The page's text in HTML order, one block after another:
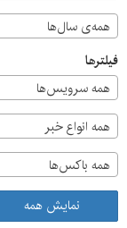
همه‌ی سال‌ها
فیلترها
همه سرویس‌ها
همه انواع خبر
همه باکس‌ها
نمایش همه